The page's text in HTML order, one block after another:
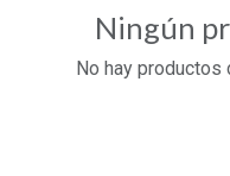
Ningún
No hay productos